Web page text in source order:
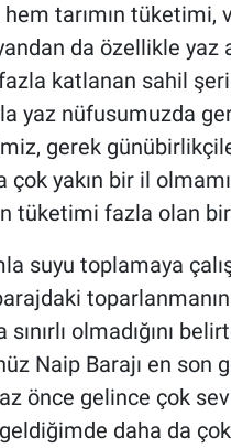
tarımın tüketimi,
da özellikle yaz
katlanan sahil
yaz nüfusumuzda
gerek
çok yakın bir il
tüketimi fazla olan
suyu toplamaya
sınırlı olmadığını
Naip Barajı en son
önce gelince çok
daha da